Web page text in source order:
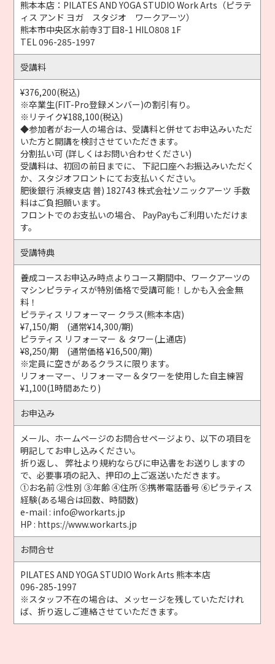
熊本本店：PILATES AND YOGA STUDIO Work Arts（ピラテ
ィス アンド ヨガ スタジオ ワークアーツ）
熊本市中央区水前寺3丁目8-1 HILO808 1F
TEL 096-285-1997
受講料
¥376,200(税込)
※卒業生(FIT-Pro登録メンバー)の割引有り。
※リテイク¥188,100(税込)
◆参加者がお一人の場合は、受講料と併せてお申込みいただ
いた方と開講を検討させていただきます。
分割払い可 (詳しくはお問い合わせください)
受講料は、初回の前日までに、 下記口座へお振込みいただく
か、スタジオフロントにてお支払いください。
肥後銀行 浜線支店 普) 182743 株式会社ソニックアーツ 手数
料はご負担願います。
フロントでのお支払いの場合、 PayPayもご利用いただけま
す。
受講特典
養成コースお申込み時点よりコース期間中、ワークアーツの
マシンピラティスが特別価格で受講可能！しかも入会金無
料！
ピラティス リフォーマー クラス(熊本本店)
¥7,150/期 (通常¥14,300/期)
ピラティス リフォーマー ＆ タワー(上通店)
¥8,250/期 (通常価格 ¥16,500/期)
※定員に空きがあるクラスに限ります。
リフォーマー、リフォーマー＆タワーを使用した自主練習
¥1,100(1時間あたり)
お申込み
メール、ホームページのお問合せページより、以下の項目を
明記してお申し込みください。
折り返し、 弊社より規約ならびに申込書をお送りしますの
で、必要事項の記入、押印の上ご返送いただきます。
①お名前 ②性別 ③年齢 ④住所 ⑤携帯電話番号 ⑥ピラティス
経験(ある場合は回数、時間数)
e-mail : info@workarts.jp
HP : https://www.workarts.jp
お問合せ
PILATES AND YOGA STUDIO Work Arts 熊本本店
096-285-1997
※スタッフ不在の場合は、メッセージを残していただけれ
ば、折り返しご連絡させていただきます。